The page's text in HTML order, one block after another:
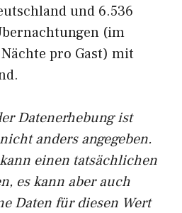
und 6.536
(im
pro Gast) mit
Datenerhebung ist
anders angegeben.
einen tatsächlichen
es kann aber auch
Daten für diesen Wert